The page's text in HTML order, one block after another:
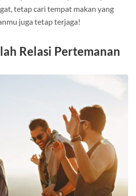
tetap akan mendapatkan kepuasan
tetap cari tempat makan yang
Relasi Pertemanan